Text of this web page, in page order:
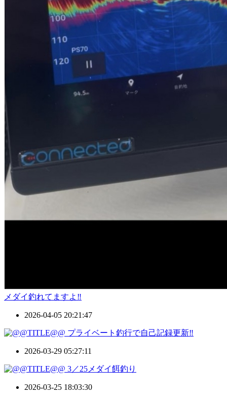
メダイ釣れてますよ‼️
2026-04-05 20:21:47
プライベート釣行で自己記録更新‼️
2026-03-29 05:27:11
3／25メダイ餌釣り
2026-03-25 18:03:30